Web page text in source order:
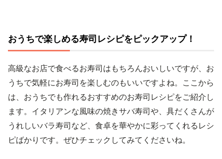
おうちで楽しめる寿司レシピをピックアップ！
高級なお店で食べるお寿司はもちろんおいしいですが、お
うちで気軽にお寿司を楽しむのもいいですよね。ここから
は、おうちでも作れるおすすめのお寿司レシピをご紹介し
ます。イタリアンな風味の焼きサバ寿司や、具だくさんが
うれしいバラ寿司など、食卓を華やかに彩ってくれるレシ
ピばかりです。ぜひチェックしてみてくださいね。